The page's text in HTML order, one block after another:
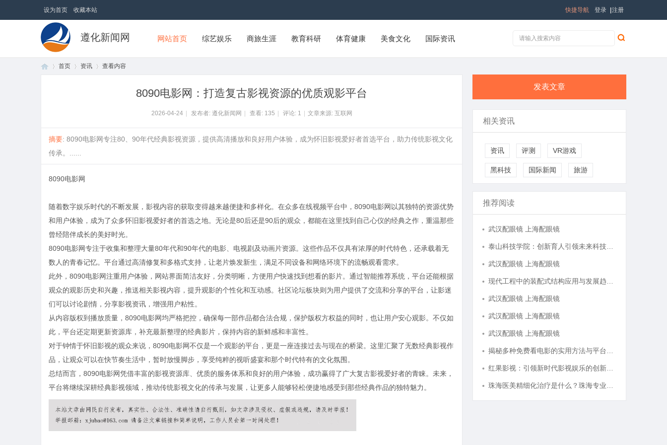
设为首页 收藏本站 登录 注册
快捷导航
遵化新闻网 网站首页 综艺娱乐 商旅生涯 教育科研 体育健康 美食文化 国际资讯
首页 资讯 查看内容
8090电影网：打造复古影视资源的优质观影平台
2026-04-24 发布者: 遵化新闻网 查看: 135 评论: 1 文章来源: 互联网
摘要: 8090电影网专注80、90年代经典影视资源，提供高清播放和良好用户体验，成为怀旧影视爱好者首选平台，助力传统影视文化
传承。......
8090电影网
随着数字娱乐时代的不断发展，影视内容的获取变得越来越便捷和多样化。在众多在线视频平台中，8090电影网以其独特的资源优势
和用户体验，成为了众多怀旧影视爱好者的首选之地。无论是80后还是90后的观众，都能在这里找到自己心仪的经典之作，重温那些
曾经陪伴成长的美好时光。
8090电影网专注于收集和整理大量80年代和90年代的电影、电视剧及动画片资源。这些作品不仅具有浓厚的时代特色，还承载着无
数人的青春记忆。平台通过高清修复和多格式支持，让老片焕发新生，满足不同设备和网络环境下的流畅观看需求。
此外，8090电影网注重用户体验，网站界面简洁友好，分类明晰，方便用户快速找到想看的影片。通过智能推荐系统，平台还能根据
观众的观影历史和兴趣，推送相关影视内容，提升观影的个性化和互动感。社区论坛板块则为用户提供了交流和分享的平台，让影迷
们可以讨论剧情，分享影视资讯，增强用户粘性。
从内容版权到播放质量，8090电影网均严格把控，确保每一部作品都合法合规，保护版权方权益的同时，也让用户安心观影。不仅如
此，平台还定期更新资源库，补充最新整理的经典影片，保持内容的新鲜感和丰富性。
对于钟情于怀旧影视的观众来说，8090电影网不仅是一个观影的平台，更是一座连接过去与现在的桥梁。这里汇聚了无数经典影视作
品，让观众可以在快节奏生活中，暂时放慢脚步，享受纯粹的视听盛宴和那个时代特有的文化氛围。
总结而言，8090电影网凭借丰富的影视资源库、优质的服务体系和良好的用户体验，成功赢得了广大复古影视爱好者的青睐。未来，
平台将继续深耕经典影视领域，推动传统影视文化的传承与发展，让更多人能够轻松便捷地感受到那些经典作品的独特魅力。
发表文章
相关资讯
资讯 评测 VR游戏
黑科技 国际新闻 旅游
推荐阅读
武汉配眼镜 上海配眼镜
武汉配眼镜 上海配眼镜
武汉配眼镜 上海配眼镜
武汉配眼镜 上海配眼镜
武汉配眼镜 上海配眼镜